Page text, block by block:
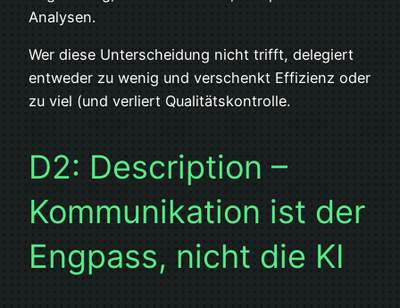
Analysen.
Wer diese Unterscheidung nicht trifft, delegiert
entweder zu wenig und verschenkt Effizienz oder
zu viel (und verliert Qualitätskontrolle.
D2: Description –
Kommunikation ist der
Engpass, nicht die KI